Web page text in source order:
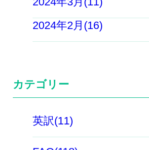
2024年2月(16)
カテゴリー
英訳(11)